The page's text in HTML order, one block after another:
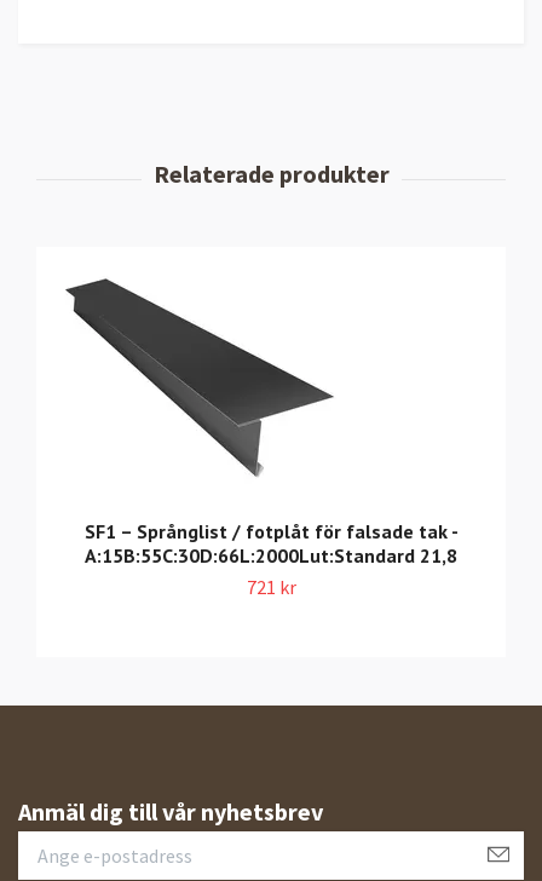
SF1 – Språnglist / fotplåt för falsade tak -
A:15B:55C:30D:66L:2000Lut:Standard 21,8
721 kr
Anmäl dig till vår nyhetsbrev